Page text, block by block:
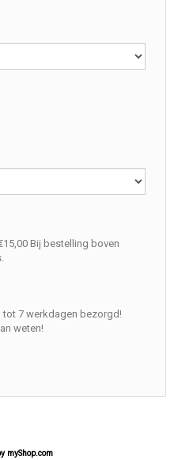
Bij bestelling boven
7 werkdagen bezorgd!
weten!
myShop.com